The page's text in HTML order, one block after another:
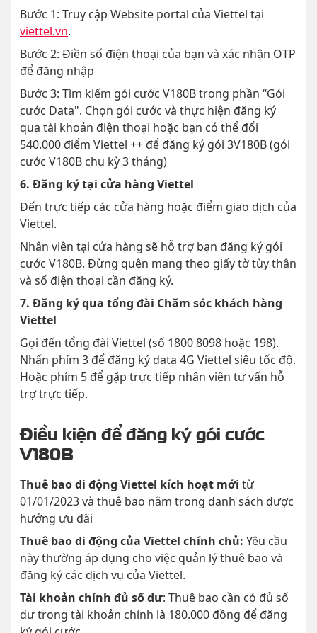
Bước 1: Truy cập Website portal của Viettel tại
viettel.vn.
Bước 2: Điền số điện thoại của bạn và xác nhận OTP
để đăng nhập
Bước 3: Tìm kiếm gói cước V180B trong phần “Gói
cước Data". Chọn gói cước và thực hiện đăng ký
qua tài khoản điện thoại hoặc bạn có thể đổi
540.000 điểm Viettel ++ để đăng ký gói 3V180B (gói
cước V180B chu kỳ 3 tháng)
6. Đăng ký tại cửa hàng Viettel
Đến trực tiếp các cửa hàng hoặc điểm giao dịch của
Viettel.
Nhân viên tại cửa hàng sẽ hỗ trợ bạn đăng ký gói
cước V180B. Đừng quên mang theo giấy tờ tùy thân
và số điện thoại cần đăng ký.
7. Đăng ký qua tổng đài Chăm sóc khách hàng
Viettel
Gọi đến tổng đài Viettel (số 1800 8098 hoặc 198).
Nhấn phím 3 để đăng ký data 4G Viettel siêu tốc độ.
Hoặc phím 5 để gặp trực tiếp nhân viên tư vấn hỗ
trợ trực tiếp.
Điều kiện để đăng ký gói cước
V180B
Thuê bao di động Viettel kích hoạt mới từ
01/01/2023 và thuê bao nằm trong danh sách được
hưởng ưu đãi
Thuê bao di động của Viettel chính chủ: Yêu cầu
này thường áp dụng cho việc quản lý thuê bao và
đăng ký các dịch vụ của Viettel.
Tài khoản chính đủ số dư: Thuê bao cần có đủ số
dư trong tài khoản chính là 180.000 đồng để đăng